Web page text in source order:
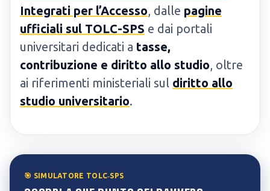
Integrati per l’Accesso, dalle pagine
ufficiali sul TOLC-SPS e dai portali
universitari dedicati a tasse,
contribuzione e diritto allo studio, oltre
ai riferimenti ministeriali sul diritto allo
studio universitario.
🎯 SIMULATORE TOLC‑SPS